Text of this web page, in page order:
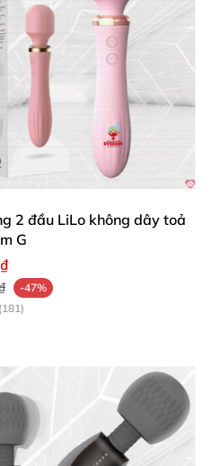
2 đầu LiLo không dây toả
G
-47%
(181)